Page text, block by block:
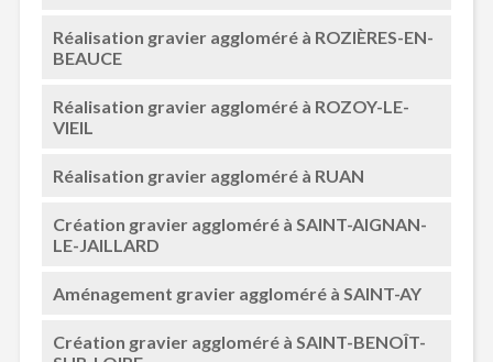
Réalisation gravier aggloméré à ROZIÈRES-EN-
BEAUCE
Réalisation gravier aggloméré à ROZOY-LE-
VIEIL
Réalisation gravier aggloméré à RUAN
Création gravier aggloméré à SAINT-AIGNAN-
LE-JAILLARD
Aménagement gravier aggloméré à SAINT-AY
Création gravier aggloméré à SAINT-BENOÎT-